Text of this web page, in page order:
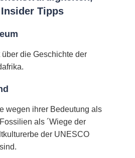
Tipps
die Geschichte der
wegen ihrer Bedeutung als
als ´Wiege der
der UNESCO